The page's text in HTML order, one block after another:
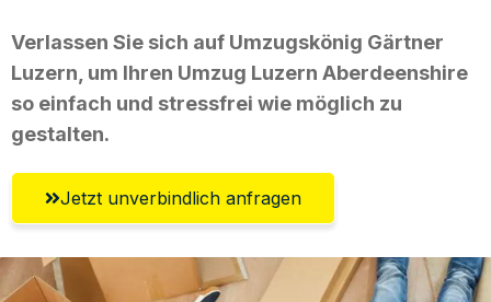
Verlassen Sie sich auf Umzugskönig Gärtner
Luzern, um Ihren Umzug Luzern Aberdeenshire
so einfach und stressfrei wie möglich zu
gestalten.
Jetzt unverbindlich anfragen